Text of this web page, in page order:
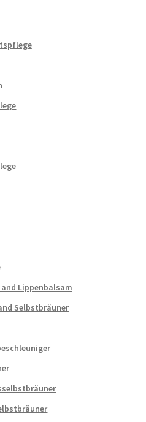
Lippenbalsam
Selbstbräuner